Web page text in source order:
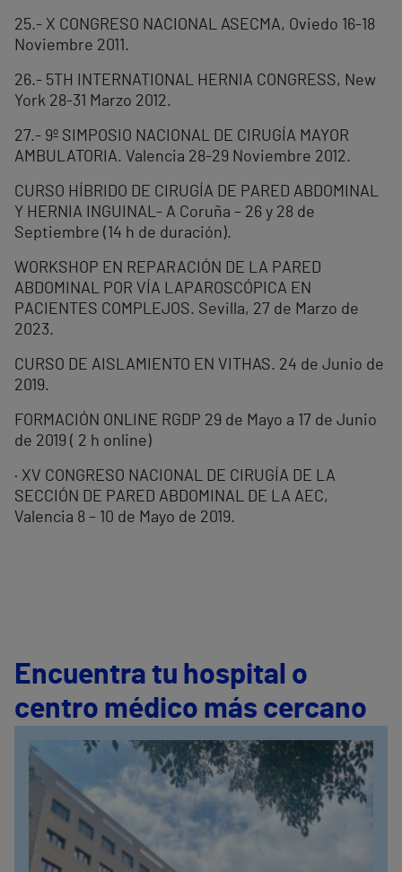
25.- X CONGRESO NACIONAL ASECMA, Oviedo 16-18
Noviembre 2011.
26.- 5TH INTERNATIONAL HERNIA CONGRESS, New
York 28-31 Marzo 2012.
27.- 9º SIMPOSIO NACIONAL DE CIRUGÍA MAYOR
AMBULATORIA. Valencia 28-29 Noviembre 2012.
CURSO HÍBRIDO DE CIRUGÍA DE PARED ABDOMINAL
Y HERNIA INGUINAL- A Coruña – 26 y 28 de
Septiembre (14 h de duración).
WORKSHOP EN REPARACIÓN DE LA PARED
ABDOMINAL POR VÍA LAPAROSCÓPICA EN
PACIENTES COMPLEJOS. Sevilla, 27 de Marzo de
2023.
CURSO DE AISLAMIENTO EN VITHAS. 24 de Junio de
2019.
FORMACIÓN ONLINE RGDP 29 de Mayo a 17 de Junio
de 2019 ( 2 h online)
· XV CONGRESO NACIONAL DE CIRUGÍA DE LA
SECCIÓN DE PARED ABDOMINAL DE LA AEC,
Valencia 8 – 10 de Mayo de 2019.
Encuentra tu hospital o
centro médico más cercano